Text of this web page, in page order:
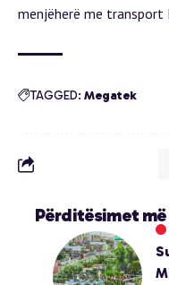
menjëherë me transport
TAGGED: Megatek
Përditësimet